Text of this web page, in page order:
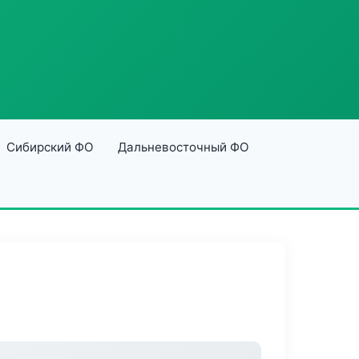
Сибирский ФО Дальневосточный ФО